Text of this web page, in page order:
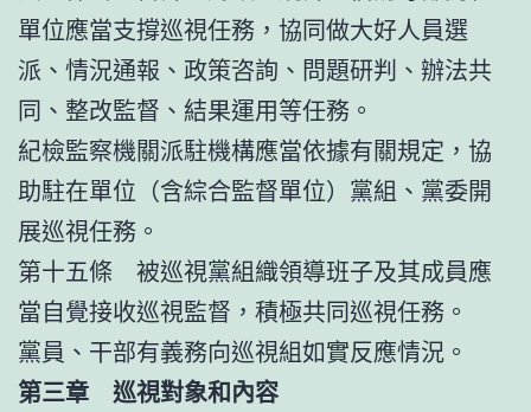
單位應當支撐巡視任務，協同做大好人員選
派、情況通報、政策咨詢、問題研判、辦法共
同、整改監督、結果運用等任務。
紀檢監察機關派駐機構應當依據有關規定，協
助駐在單位（含綜合監督單位）黨組、黨委開
展巡視任務。
第十五條 被巡視黨組織領導班子及其成員應
當自覺接收巡視監督，積極共同巡視任務。
黨員、干部有義務向巡視組如實反應情況。
第三章 巡視對象和內容